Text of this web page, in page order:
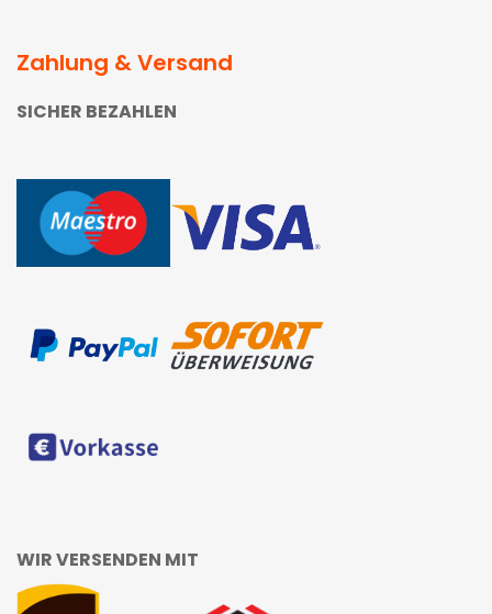
Zahlung & Versand
SICHER BEZAHLEN
WIR VERSENDEN MIT